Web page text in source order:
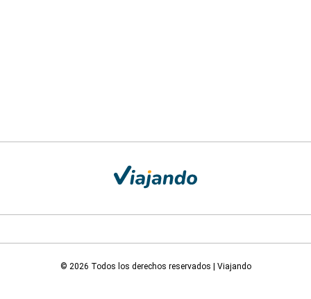
© 2026 Todos los derechos reservados | Viajando